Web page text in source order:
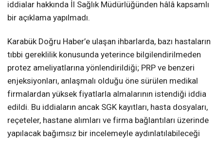
iddialar hakkında İl Sağlık Müdürlüğünden hâlâ kapsamlı
bir açıklama yapılmadı.
Karabük Doğru Haber’e ulaşan ihbarlarda, bazı hastaların
tıbbi gereklilik konusunda yeterince bilgilendirilmeden
protez ameliyatlarına yönlendirildiği; PRP ve benzeri
enjeksiyonları, anlaşmalı olduğu öne sürülen medikal
firmalardan yüksek fiyatlarla almalarının istendiği iddia
edildi. Bu iddiaların ancak SGK kayıtları, hasta dosyaları,
reçeteler, hastane alımları ve firma bağlantıları üzerinde
yapılacak bağımsız bir incelemeyle aydınlatılabileceği